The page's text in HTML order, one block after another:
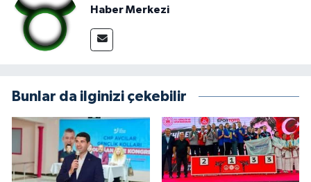
Haber Merkezi
Bunlar da ilginizi çekebilir